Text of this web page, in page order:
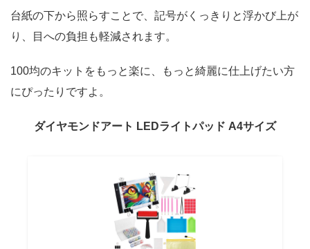
台紙の下から照らすことで、記号がくっきりと浮かび上が
り、目への負担も軽減されます。
100均のキットをもっと楽に、もっと綺麗に仕上げたい方
にぴったりですよ。
ダイヤモンドアート LEDライトパッド A4サイズ